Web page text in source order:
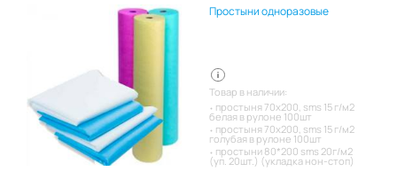
Простыни одноразовые
Товар в наличии:
простыня 70х200, sms 15 г/м2
белая в рулоне 100шт
простыня 70х200, sms 15 г/м2
голубая в рулоне 100шт
простыни 80*200 sms 20г/м2
(уп. 20шт.) (укладка нон-стоп)